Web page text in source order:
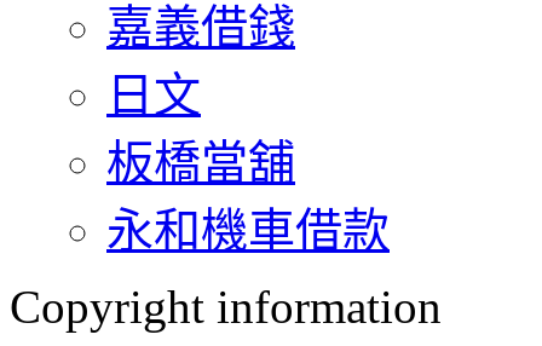
嘉義借錢
日文
板橋當舖
永和機車借款
Copyright information